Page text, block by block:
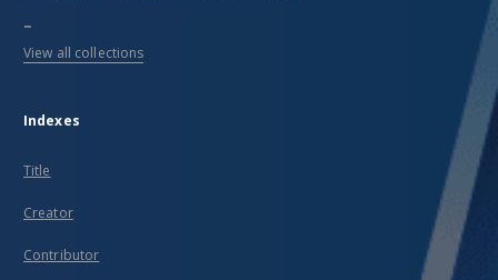
...
View all collections
Indexes
Title
Creator
Contributor